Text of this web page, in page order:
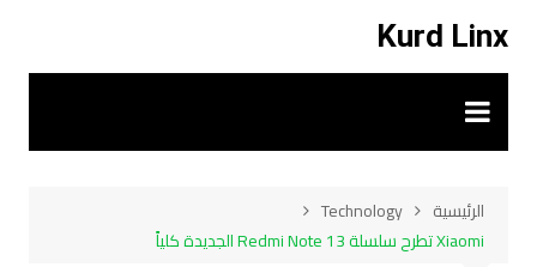
المحتوى
Kurd Linx
الرئيسية
Technology
Xiaomi تطرح سلسلة Redmi Note 13 الجديدة كلياً